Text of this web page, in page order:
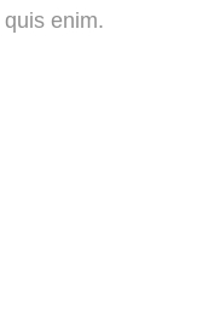
enim.